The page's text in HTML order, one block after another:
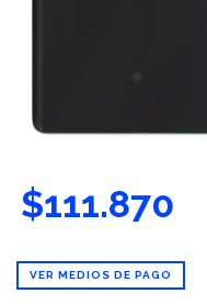
$111.870
VER MEDIOS DE PAGO